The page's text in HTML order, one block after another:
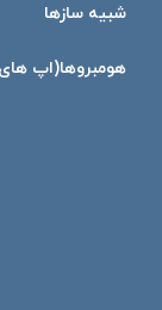
شبیه ساز‌ها
هومبرو‌ها(اپ